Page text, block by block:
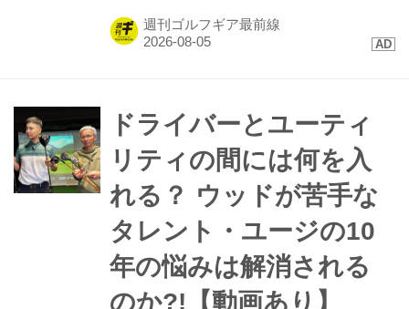
ンで発揮された、縦距離の精度と最新
週刊ゴルフギア最前線
ドライバーとユーティ
リティの間には何を入
れる？ ウッドが苦手な
タレント・ユージの10
年の悩みは解消される
のか?!【動画あり】